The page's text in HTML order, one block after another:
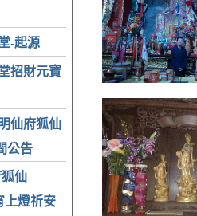
-起源
招財元寶
仙府狐仙
公告
仙
上燈祈安